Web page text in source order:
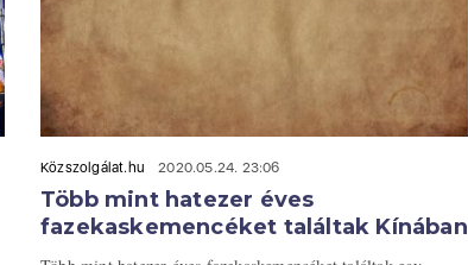
Közszolgálat.hu 2020.05.24. 23:06
Több mint hatezer éves
fazekaskemencéket találtak Kínában